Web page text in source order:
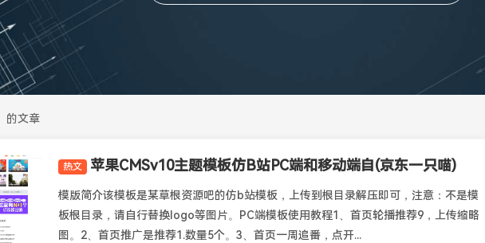
的文章
苹果CMS模板
热文 苹果CMSv10主题模板仿B站PC端和移动端自(京东一只喵)
模版简介该模板是某草根资源吧的仿b站模板，上传到根目录解压即可，注意：不是模
板根目录，请自行替换logo等图片。PC端模板使用教程1、首页轮播推荐9，上传缩略
图。2、首页推广是推荐1.数量5个。3、首页一周追番，点开...